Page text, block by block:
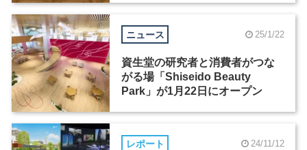
ニュース 25/1/22
資生堂の研究者と消費者がつな
がる場「Shiseido Beauty
Park」が1月22日にオープン
レポート 24/11/12